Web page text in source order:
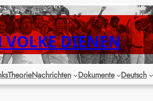
VOLKE DIENEN
TheorieNachrichten Dokumente Deutsch